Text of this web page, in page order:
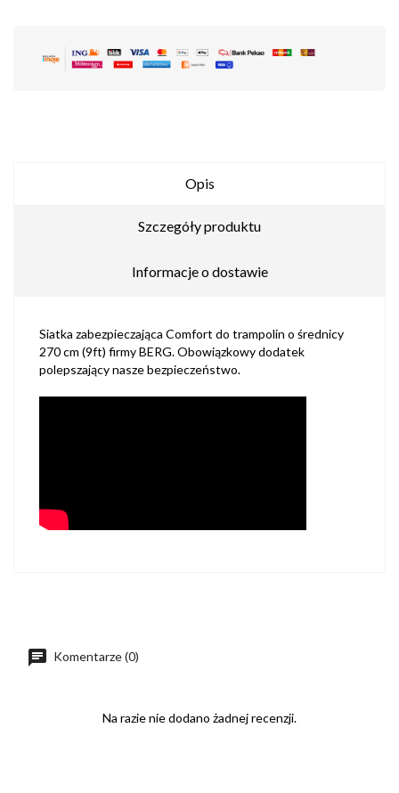
Opis
Szczegóły produktu
Informacje o dostawie
Siatka zabezpieczająca Comfort do trampolin o średnicy
270 cm (9ft) firmy BERG. Obowiązkowy dodatek
polepszający nasze bezpieczeństwo.
Komentarze (0)
Na razie nie dodano żadnej recenzji.